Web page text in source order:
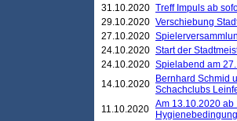
31.10.2020 Treff Impuls ab
29.10.2020 Verschiebung
27.10.2020
24.10.2020 Start der
24.10.2020 Spielabend am
14.10.2020
Bernhard Schmid
Schachclubs
11.10.2020 Am 13.10.2020 ab